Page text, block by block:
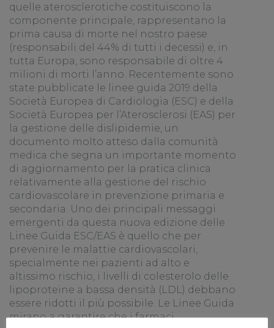
quelle aterosclerotiche costituiscono la
componente principale, rappresentano la
prima causa di morte nel nostro paese
(responsabili del 44% di tutti i decessi) e, in
tutta Europa, sono responsabile di oltre 4
milioni di morti l’anno. Recentemente sono
state pubblicate le linee guida 2019 della
Società Europea di Cardiologia (ESC) e della
Società Europea per l’Aterosclerosi (EAS) per
la gestione delle dislipidemie, un
documento molto atteso dalla comunità
medica che segna un importante momento
di aggiornamento per la pratica clinica
relativamente alla gestione del rischio
cardiovascolare in prevenzione primaria e
secondaria. Uno dei principali messaggi
emergenti da questa nuova edizione delle
Linee Guida ESC/EAS è quello che per
prevenire le malattie cardiovascolari,
specialmente nei pazienti ad alto e
altissimo rischio, i livelli di colesterolo delle
lipoproteine a bassa densità (LDL) debbano
essere ridotti il più possibile. Le Linee Guida
mirano a garantire che i farmaci